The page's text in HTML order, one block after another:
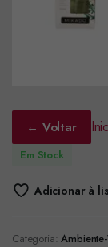
← Voltar
Em Stock
Adicionar à
Categoria: